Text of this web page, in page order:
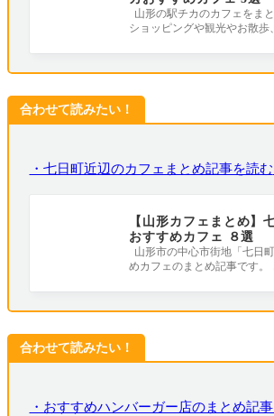
山形の駅チカのカフェをま
ショッピングや観光やお散歩
合わせて読みたい！
・七日町近辺のカフェまとめ記事を読む
【山形カフェまとめ】
おすすめカフェ ８選
山形市の中心市街地「七日
めカフェのまとめ記事です。
合わせて読みたい！
・おすすめハンバーガー店のまとめ記